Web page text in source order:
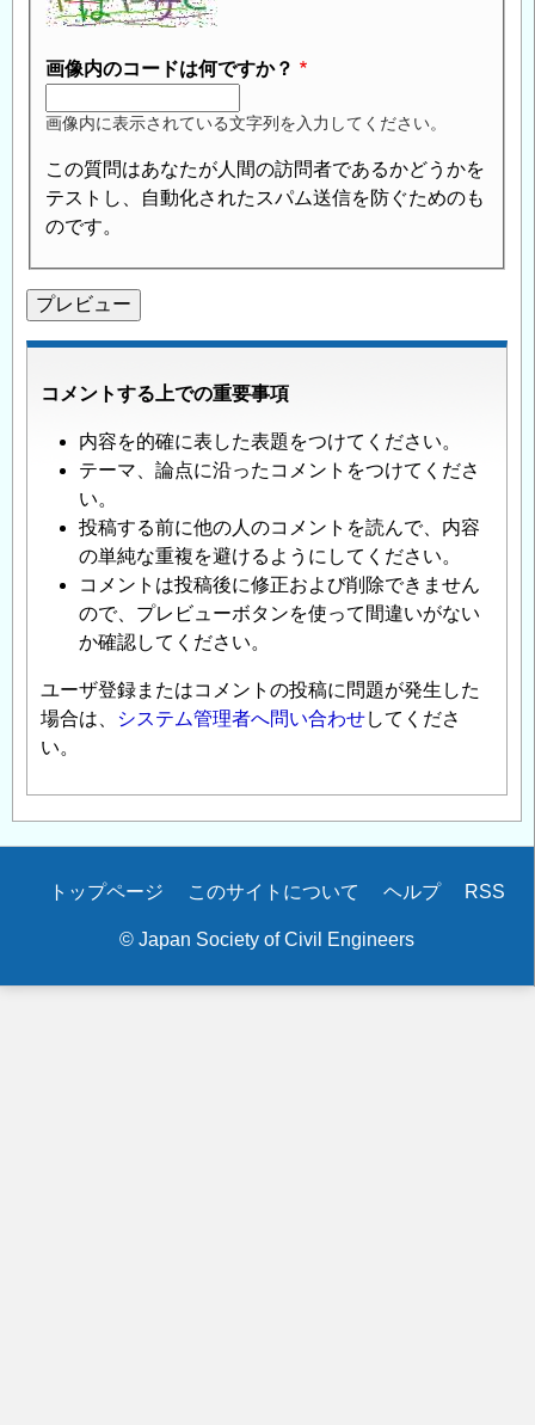
画像内のコードは何ですか？
画像内に表示されている文字列を入力してください。
この質問はあなたが人間の訪問者であるかどうかを
テストし、自動化されたスパム送信を防ぐためのも
のです。
コメントする上での重要事項
内容を的確に表した表題をつけてください。
テーマ、論点に沿ったコメントをつけてくださ
い。
投稿する前に他の人のコメントを読んで、内容
の単純な重複を避けるようにしてください。
コメントは投稿後に修正および削除できません
ので、プレビューボタンを使って間違いがない
か確認してください。
ユーザ登録またはコメントの投稿に問題が発生した
場合は、
システム管理者へ問い合わせしてくださ
い。
Secondary
トップページ このサイトについて ヘルプ RSS
© Japan Society of Civil Engineers